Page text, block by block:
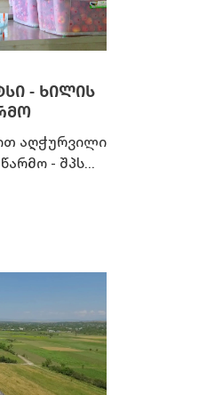
- ᲮᲘᲚᲘᲡ
აღჭურვილი
- შპს...